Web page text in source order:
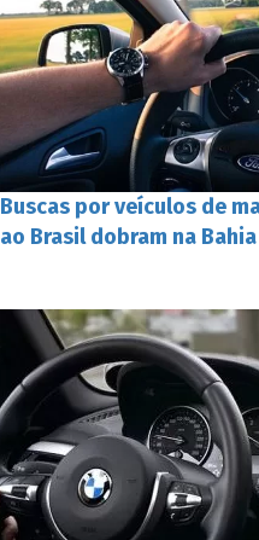
Buscas por veículos de
ao Brasil dobram na